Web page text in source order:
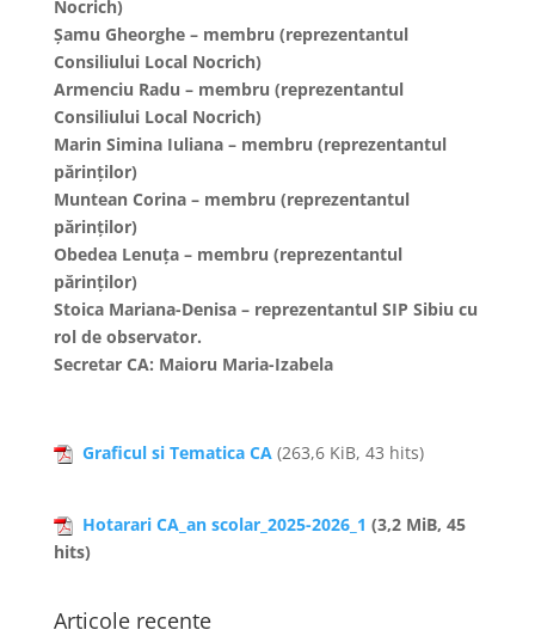
Nocrich)
Șamu Gheorghe – membru (reprezentantul
Consiliului Local Nocrich)
Armenciu Radu – membru (reprezentantul
Consiliului Local Nocrich)
Marin Simina Iuliana – membru (reprezentantul
părinților)
Muntean Corina – membru (reprezentantul
părinților)
Obedea Lenuța – membru (reprezentantul
părinților)
Stoica Mariana-Denisa – reprezentantul SIP Sibiu cu
rol de observator.
Secretar CA: Maioru Maria-Izabela
Graficul si Tematica CA(263,6 KiB, 43 hits)
Hotarari CA_an scolar_2025-2026_1 (3,2 MiB, 45
hits)
Articole recente